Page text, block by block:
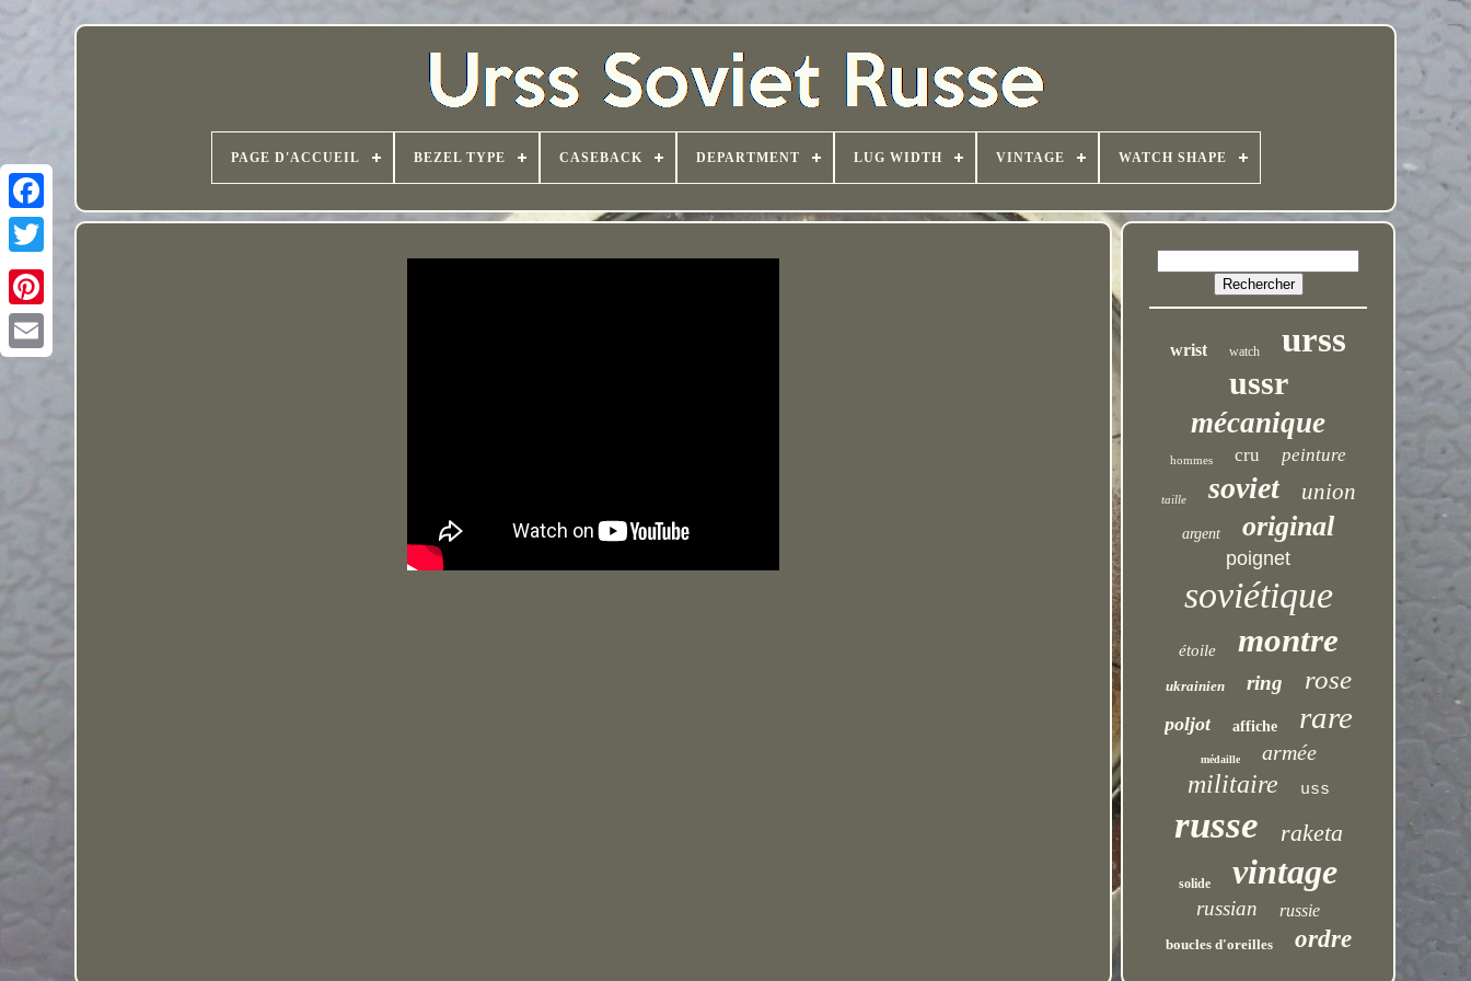
PAGE D'ACCUEIL BEZEL TYPE CASEBACK DEPARTMENT LUG WIDTH VINTAGE WATCH SHAPE
wrist watch urss
ussr
mécanique
hommes cru peinture
taille soviet union
argent original
poignet
soviétique
étoile montre
ukrainien ring rose
poljot affiche rare
médaille armée
militaire uss
russe raketa
solide vintage
russian russie
boucles d'oreilles ordre